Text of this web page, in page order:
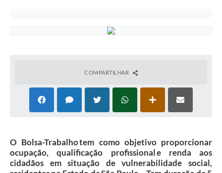
COMPARTILHAR
O Bolsa-Trabalho tem como objetivo proporcionar
ocupação, qualificação profissional e renda aos
cidadãos em situação de vulnerabilidade social,